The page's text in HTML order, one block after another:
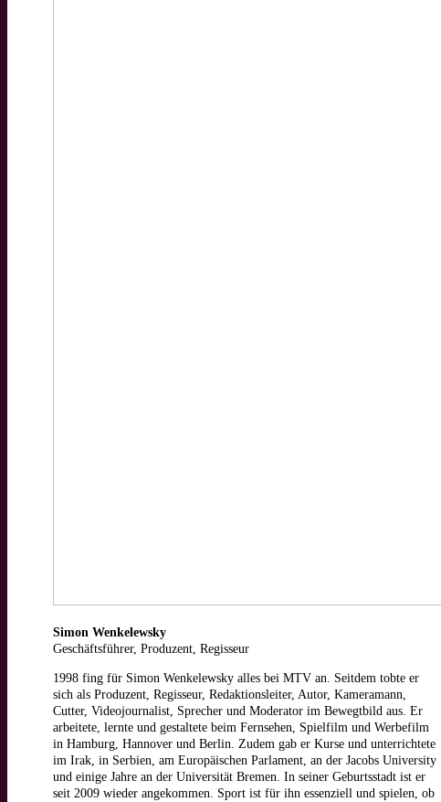
Simon Wenkelewsky
Geschäftsführer, Produzent, Regisseur
1998 fing für Simon Wenkelewsky alles bei MTV an. Seitdem tobte er
sich als Produzent, Regisseur, Redaktionsleiter, Autor, Kameramann,
Cutter, Videojournalist, Sprecher und Moderator im Bewegtbild aus. Er
arbeitete, lernte und gestaltete beim Fernsehen, Spielfilm und Werbefilm
in Hamburg, Hannover und Berlin. Zudem gab er Kurse und unterrichtete
im Irak, in Serbien, am Europäischen Parlament, an der Jacobs University
und einige Jahre an der Universität Bremen. In seiner Geburtsstadt ist er
seit 2009 wieder angekommen. Sport ist für ihn essenziell und spielen, ob